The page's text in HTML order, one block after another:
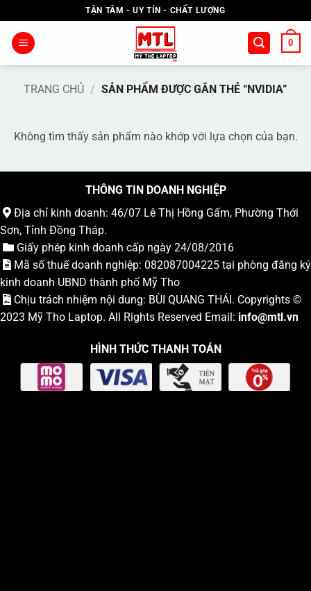
qua
nội
TẬN TÂM - UY TÍN - CHẤT LƯỢNG
0
TRANG CHỦ / SẢN PHẨM ĐƯỢC GẮN THẺ “NVIDIA”
Không tìm thấy sản phẩm nào khớp với lựa chọn của bạn.
THÔNG TIN DOANH NGHIỆP
Địa chỉ kinh doanh: 46/07 Lê Thị Hồng Gấm, Phường Thới
Sơn, Tỉnh Đồng Tháp.
Giấy phép kinh doanh cấp ngày 24/08/2016
Mã số thuế doanh nghiệp: 082087004225 tại phòng đăng ký
kinh doanh UBND thành phố Mỹ Tho
Chịu trách nhiệm nội dung: BÙI QUANG THÁI. Copyrights ©
2023 Mỹ Tho Laptop. All Rights Reserved Email: info@mtl.vn
HÌNH THỨC THANH TOÁN